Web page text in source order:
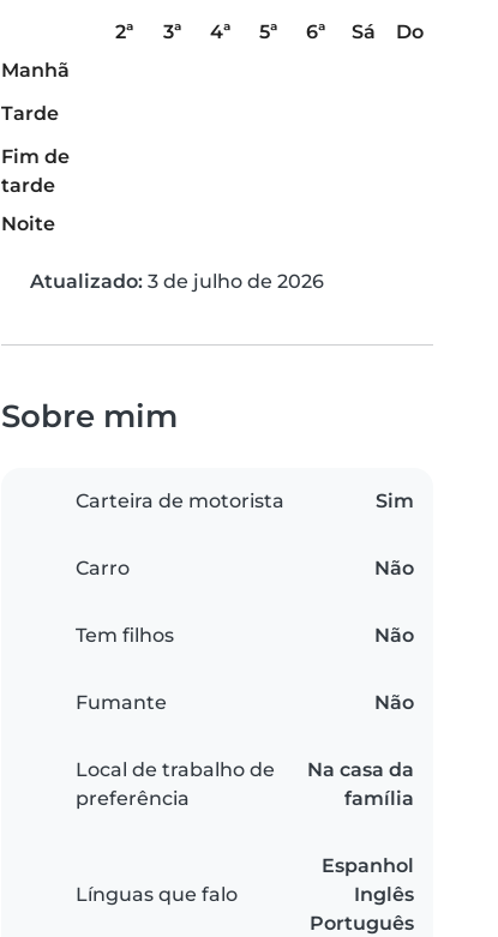
2ª 3ª 4ª 5ª 6ª Sá
Do
Manhã
Tarde
Fim de
tarde
Noite
Atualizado: 3 de julho de 2026
Sobre mim
Carteira de motorista Sim
Carro Não
Tem filhos Não
Fumante Não
Local de trabalho de
preferência
Na casa da
família
Línguas que falo
Espanhol
Inglês
Português